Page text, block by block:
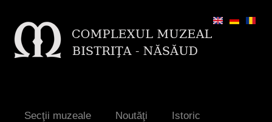
Secţii muzeale Noutăţi
Istoric